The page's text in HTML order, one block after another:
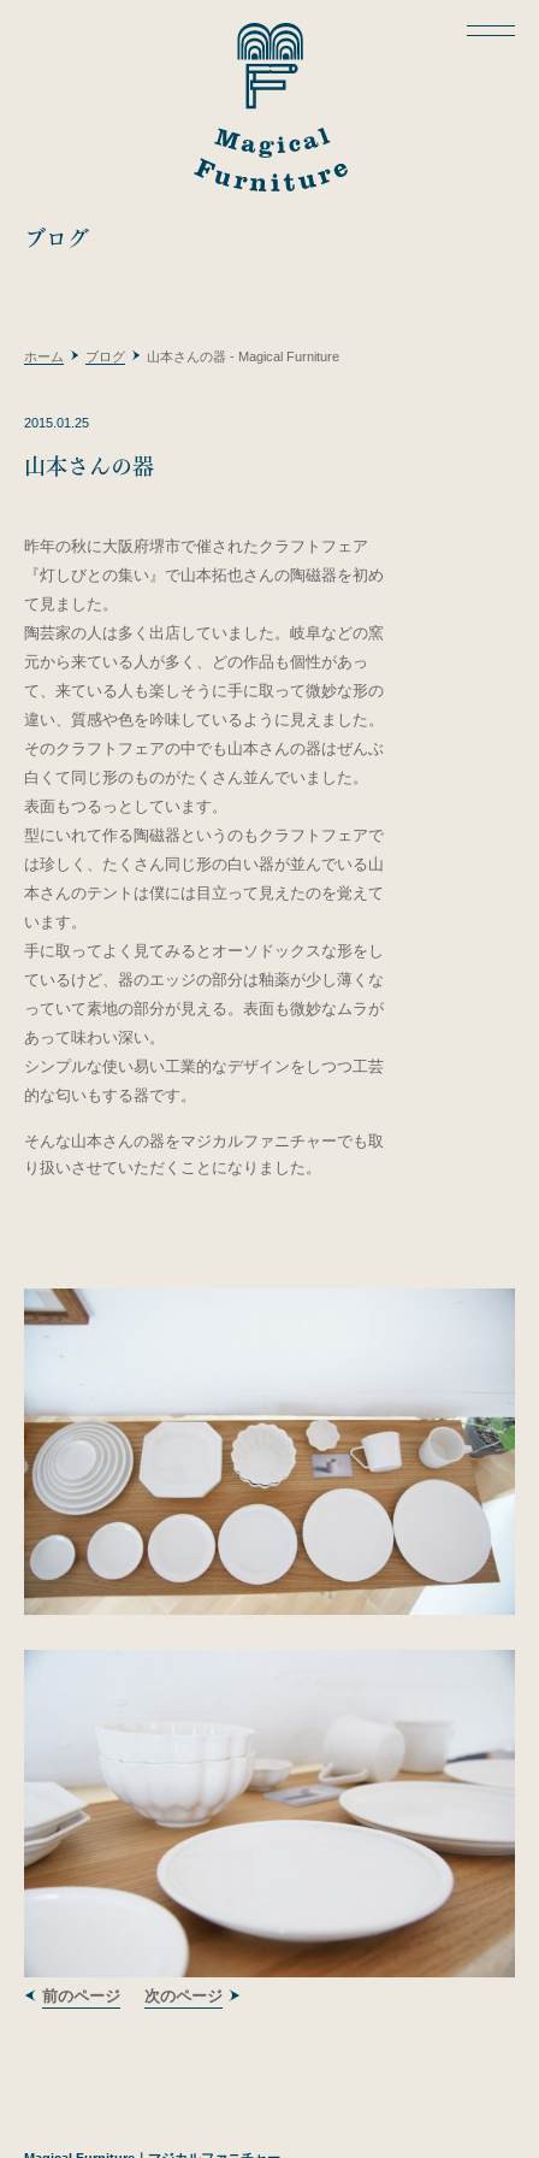
ブログ
ホーム ブログ 山本さんの器 - Magical Furniture
2015.01.25
山本さんの器
昨年の秋に大阪府堺市で催されたクラフトフェア
『灯しびとの集い』で山本拓也さんの陶磁器を初め
て見ました。
陶芸家の人は多く出店していました。岐阜などの窯
元から来ている人が多く、どの作品も個性があっ
て、来ている人も楽しそうに手に取って微妙な形の
違い、質感や色を吟味しているように見えました。
そのクラフトフェアの中でも山本さんの器はぜんぶ
白くて同じ形のものがたくさん並んでいました。
表面もつるっとしています。
型にいれて作る陶磁器というのもクラフトフェアで
は珍しく、たくさん同じ形の白い器が並んでいる山
本さんのテントは僕には目立って見えたのを覚えて
います。
手に取ってよく見てみるとオーソドックスな形をし
ているけど、器のエッジの部分は釉薬が少し薄くな
っていて素地の部分が見える。表面も微妙なムラが
あって味わい深い。
シンプルな使い易い工業的なデザインをしつつ工芸
的な匂いもする器です。
そんな山本さんの器をマジカルファニチャーでも取
り扱いさせていただくことになりました。
前のページ 次のページ